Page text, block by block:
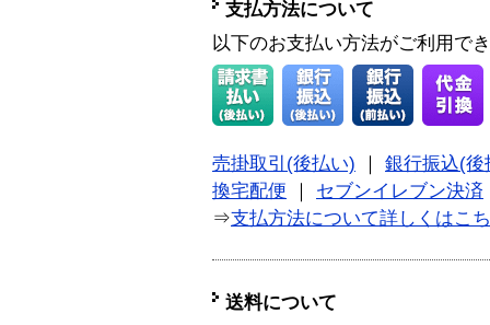
支払方法について
以下のお支払い方法がご利用で
売掛取引(後払い)
銀行振込(後
換宅配便
セブンイレブン決済
⇒支払方法について詳しくはこ
送料について